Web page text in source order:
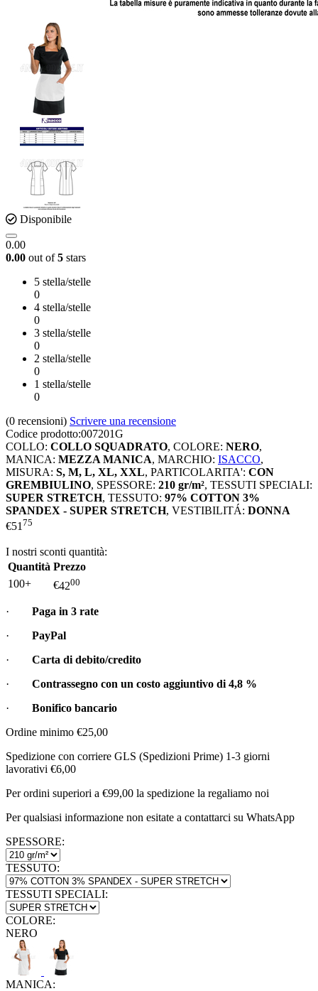
Disponibile
0.00
0.00 out of5 stars
5 stella/stelle
0
4 stella/stelle
0
3 stella/stelle
0
2 stella/stelle
0
1 stella/stelle
0
(0 recensioni) Scrivere una recensione
Codice prodotto:007201G
COLLO: COLLO SQUADRATO, COLORE: NERO,
MANICA: MEZZA MANICA, MARCHIO: ISACCO,
MISURA: S, M, L, XL, XXL, PARTICOLARITA': CON
GREMBIULINO, SPESSORE: 210 gr/m², TESSUTI SPECIALI:
SUPER STRETCH, TESSUTO: 97% COTTON 3%
SPANDEX - SUPER STRETCH, VESTIBILITÁ: DONNA
€51 75
I nostri sconti quantità:
Quantità Prezzo
100+
€4200
· Paga in 3 rate
· PayPal
· Carta di debito/credito
· Contrassegno con un costo aggiuntivo di 4,8 %
· Bonifico bancario
Ordine minimo €25,00
Spedizione con corriere GLS (Spedizioni Prime) 1-3 giorni
lavorativi €6,00
Per ordini superiori a €99,00 la spedizione la regaliamo noi
Per qualsiasi informazione non esitate a contattarci su WhatsApp
SPESSORE:
TESSUTO:
TESSUTI SPECIALI:
COLORE:
NERO
MANICA: